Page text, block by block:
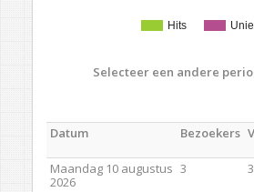
Hits
Selecteer een andere
Datum Bezoekers
Maandag 10 augustus
2026
3 3